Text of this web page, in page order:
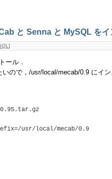
と Senna と MySQL を
]
ール．
ので，/usr/local/mecab/0.9 にイ
usr/local/mecab/0.9